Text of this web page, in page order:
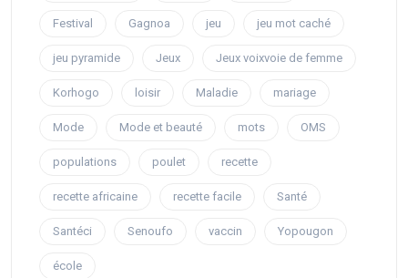
Festival Gagnoa jeu jeu mot caché
jeu pyramide Jeux Jeux voixvoie de femme
Korhogo loisir Maladie mariage
Mode Mode et beauté mots OMS
populations poulet recette
recette africaine recette facile Santé
Santéci Senoufo vaccin Yopougon
école